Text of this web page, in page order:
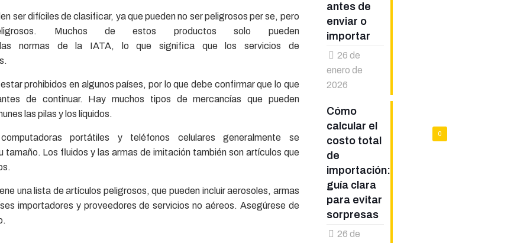
ser difíciles de clasificar, ya que pueden no ser peligrosos per se, pero
Muchos de estos productos solo pueden
normas de la IATA, lo que significa que los servicios de
prohibidos en algunos países, por lo que debe confirmar que lo que
de continuar. Hay muchos tipos de mercancías que pueden
las pilas y los líquidos.
portátiles y teléfonos celulares generalmente se
Los fluidos y las armas de imitación también son artículos que
una lista de artículos peligrosos, que pueden incluir aerosoles, armas
importadores y proveedores de servicios no aéreos. Asegúrese de
antes de
enviar o
importar
26 de
enero de
2026
0
Cómo
calcular el
costo total
de
importación:
guía clara
para evitar
sorpresas
26 de